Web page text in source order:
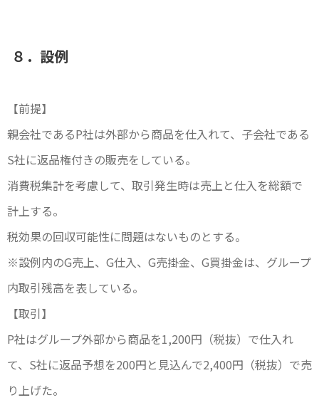
８．設例
【前提】
親会社であるP社は外部から商品を仕入れて、子会社である
S社に返品権付きの販売をしている。
消費税集計を考慮して、取引発生時は売上と仕入を総額で
計上する。
税効果の回収可能性に問題はないものとする。
※設例内のG売上、G仕入、G売掛金、G買掛金は、グループ
内取引残高を表している。
【取引】
P社はグループ外部から商品を1,200円（税抜）で仕入れ
て、S社に返品予想を200円と見込んで2,400円（税抜）で売
り上げた。